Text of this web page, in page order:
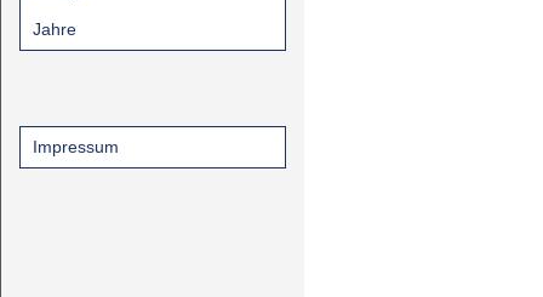
Jahre
Impressum